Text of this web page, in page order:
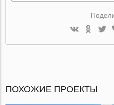
ПОХОЖИЕ ПРОЕКТЫ